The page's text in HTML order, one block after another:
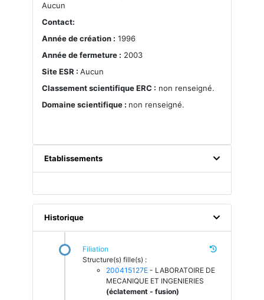
Aucun
Contact:
Année de création : 1996
Année de fermeture : 2003
Site ESR : Aucun
Classement scientifique ERC : non renseigné.
Domaine scientifique : non renseigné.
Etablissements
Historique
Filiation
Structure(s) fille(s) :
200415127E - LABORATOIRE DE
MECANIQUE ET INGENIERIES
(éclatement - fusion)